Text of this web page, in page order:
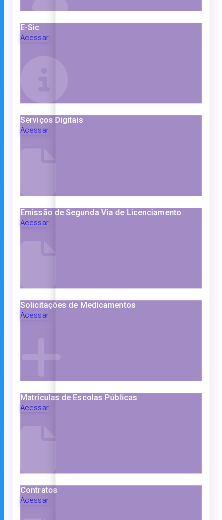
E-Sic
Acessar
Serviços Digitais
Acessar
Emissão de Segunda Via de Licenciamento
Acessar
Solicitações de Medicamentos
Acessar
Matrículas de Escolas Públicas
Acessar
Contratos
Acessar